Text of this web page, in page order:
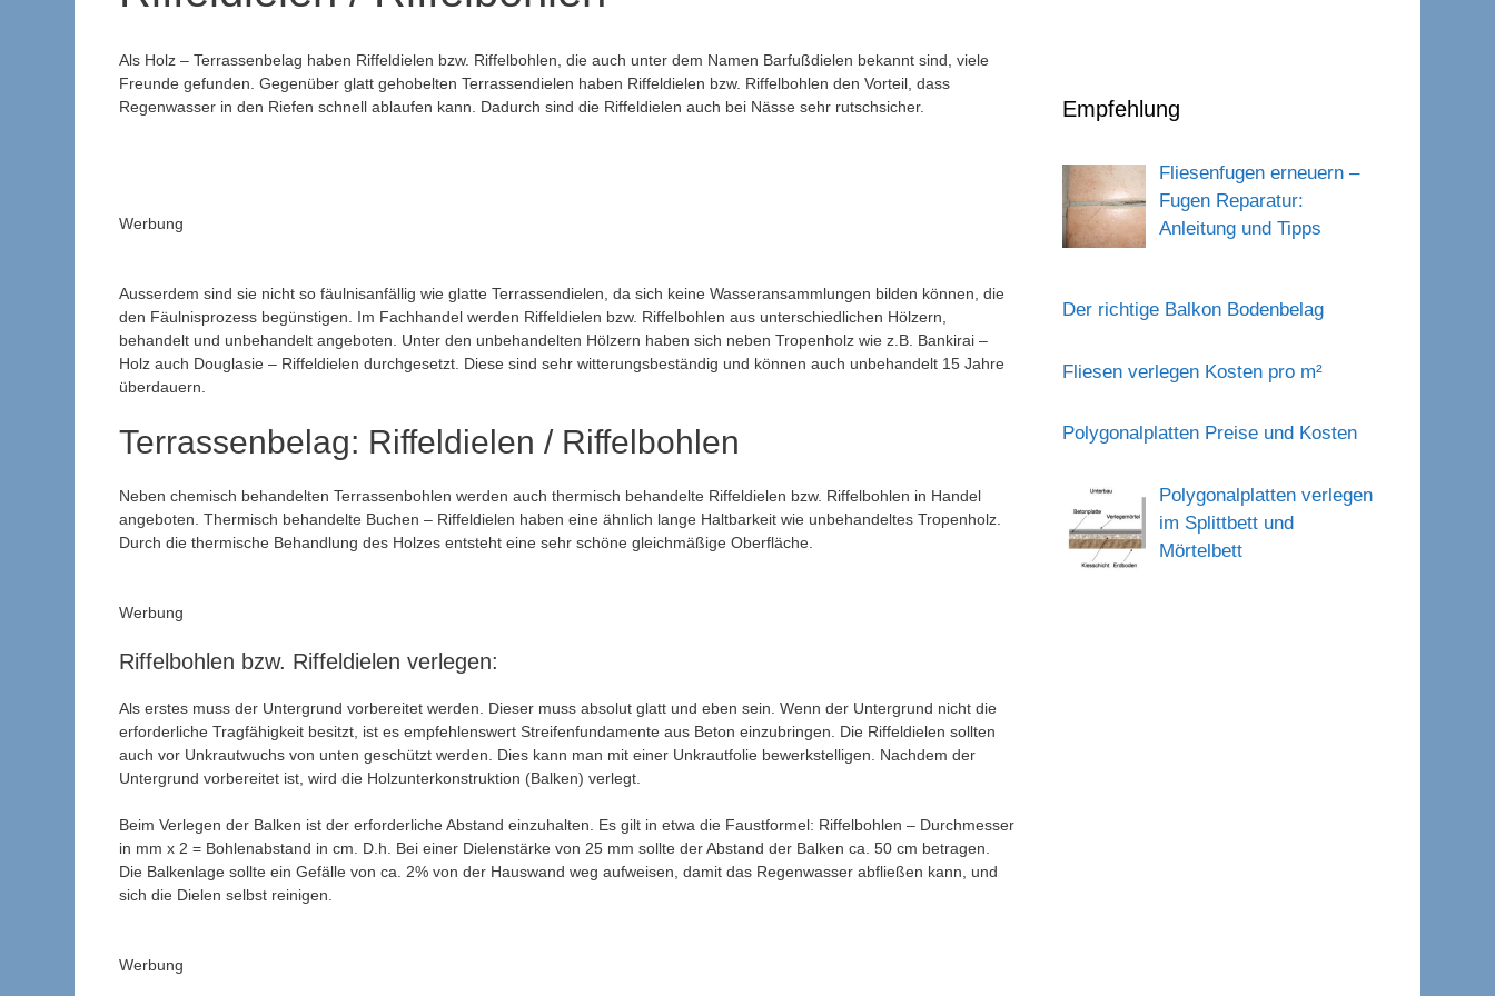
Als Holz – Terrassenbelag haben Riffeldielen bzw. Riffelbohlen, die auch unter dem Namen Barfußdielen bekannt sind, viele
Freunde gefunden. Gegenüber glatt gehobelten Terrassendielen haben Riffeldielen bzw. Riffelbohlen den Vorteil, dass
Regenwasser in den Riefen schnell ablaufen kann. Dadurch sind die Riffeldielen auch bei Nässe sehr rutschsicher.
Werbung
Ausserdem sind sie nicht so fäulnisanfällig wie glatte Terrassendielen, da sich keine Wasseransammlungen bilden können, die
den Fäulnisprozess begünstigen. Im Fachhandel werden Riffeldielen bzw. Riffelbohlen aus unterschiedlichen Hölzern,
behandelt und unbehandelt angeboten. Unter den unbehandelten Hölzern haben sich neben Tropenholz wie z.B. Bankirai –
Holz auch Douglasie – Riffeldielen durchgesetzt. Diese sind sehr witterungsbeständig und können auch unbehandelt 15 Jahre
überdauern.
Terrassenbelag: Riffeldielen / Riffelbohlen
Neben chemisch behandelten Terrassenbohlen werden auch thermisch behandelte Riffeldielen bzw. Riffelbohlen in Handel
angeboten. Thermisch behandelte Buchen – Riffeldielen haben eine ähnlich lange Haltbarkeit wie unbehandeltes Tropenholz.
Durch die thermische Behandlung des Holzes entsteht eine sehr schöne gleichmäßige Oberfläche.
Werbung
Riffelbohlen bzw. Riffeldielen verlegen:
Als erstes muss der Untergrund vorbereitet werden. Dieser muss absolut glatt und eben sein. Wenn der Untergrund nicht die
erforderliche Tragfähigkeit besitzt, ist es empfehlenswert Streifenfundamente aus Beton einzubringen. Die Riffeldielen sollten
auch vor Unkrautwuchs von unten geschützt werden. Dies kann man mit einer Unkrautfolie bewerkstelligen. Nachdem der
Untergrund vorbereitet ist, wird die Holzunterkonstruktion (Balken) verlegt.
Beim Verlegen der Balken ist der erforderliche Abstand einzuhalten. Es gilt in etwa die Faustformel: Riffelbohlen – Durchmesser
in mm x 2 = Bohlenabstand in cm. D.h. Bei einer Dielenstärke von 25 mm sollte der Abstand der Balken ca. 50 cm betragen.
Die Balkenlage sollte ein Gefälle von ca. 2% von der Hauswand weg aufweisen, damit das Regenwasser abfließen kann, und
sich die Dielen selbst reinigen.
Werbung
Empfehlung
Fliesenfugen erneuern –
Fugen Reparatur:
Anleitung und Tipps
Der richtige Balkon Bodenbelag
Fliesen verlegen Kosten pro m²
Polygonalplatten Preise und Kosten
Polygonalplatten verlegen
im Splittbett und
Mörtelbett